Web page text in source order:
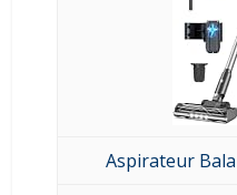
Aspirateur